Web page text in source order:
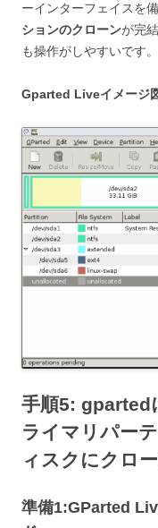
ーインターフェイスを
ションのクローンが完
も操作がしやすいです
Gparted Liveイメージ
手順5: gparted
ライマリパー
ィスクにクロ
準備1:GParted